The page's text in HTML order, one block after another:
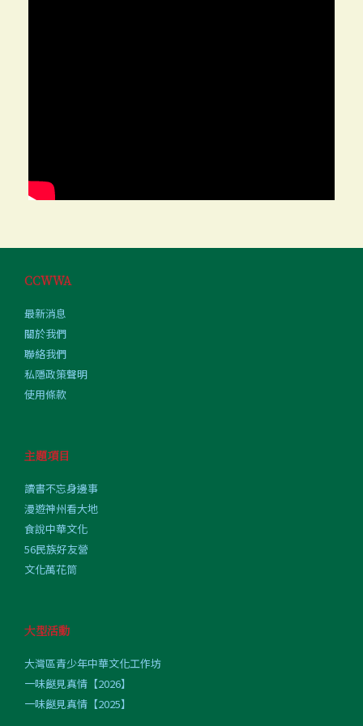
CCWWA
最新消息
關於我們
聯絡我們
私隱政策聲明
使用條款
主題項目
讀書不忘身邊事
漫遊神州看大地
食說中華文化
56民族好友營
文化萬花筒
大型活動
大灣區青少年中華文化工作坊
一味餸見真情【2026】
一味餸見真情【2025】